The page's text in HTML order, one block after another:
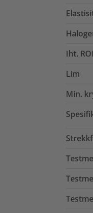
Iht.
Lim
Min.